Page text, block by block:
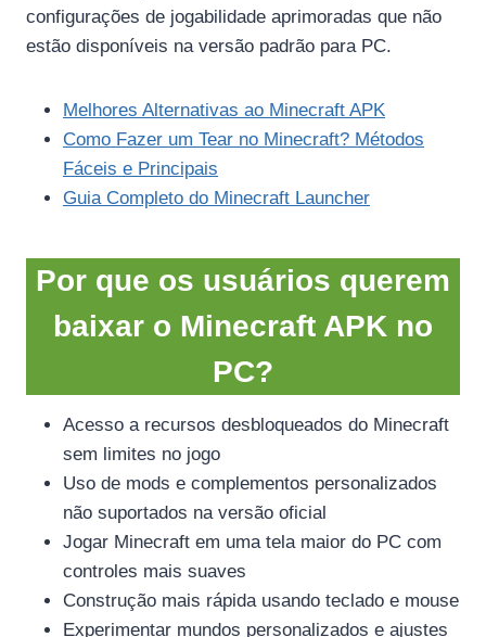
configurações de jogabilidade aprimoradas que não
estão disponíveis na versão padrão para PC.
Melhores Alternativas ao Minecraft APK
Como Fazer um Tear no Minecraft? Métodos
Fáceis e Principais
Guia Completo do Minecraft Launcher
Por que os usuários querem
baixar o Minecraft APK no
PC?
Acesso a recursos desbloqueados do Minecraft
sem limites no jogo
Uso de mods e complementos personalizados
não suportados na versão oficial
Jogar Minecraft em uma tela maior do PC com
controles mais suaves
Construção mais rápida usando teclado e mouse
Experimentar mundos personalizados e ajustes